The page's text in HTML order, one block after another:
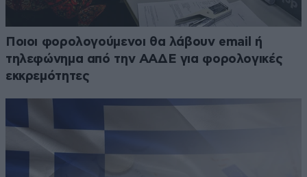
Ποιοι φορολογούμενοι θα λάβουν email ή
τηλεφώνημα από την ΑΑΔΕ για φορολογικές
εκκρεμότητες